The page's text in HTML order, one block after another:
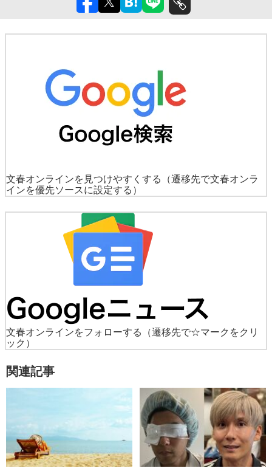
文春オンラインを見つけやすくする
（遷移先で文春オンラ
インを優先ソースに設定する）
文春オンラインをフォローする
（遷移先で☆マークをクリ
ック）
関連記事